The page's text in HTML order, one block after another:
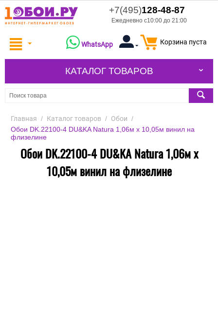
+7(495)128-48-87
Ежедневно с10:00 до 21:00
Корзина пуста
WhatsApp
КАТАЛОГ ТОВАРОВ
Главная / Каталог товаров / Обои /
Обои DK.22100-4 DU&KA Natura 1,06м х 10,05м винил на
флизелине
Обои DK.22100-4 DU&KA Natura 1,06м х
10,05м винил на флизелине